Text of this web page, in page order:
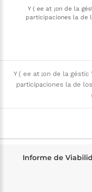
Y ( ee at ¡on de la
participaciones la de
Y ( ee at ¡on de la
participaciones la de
Informe de